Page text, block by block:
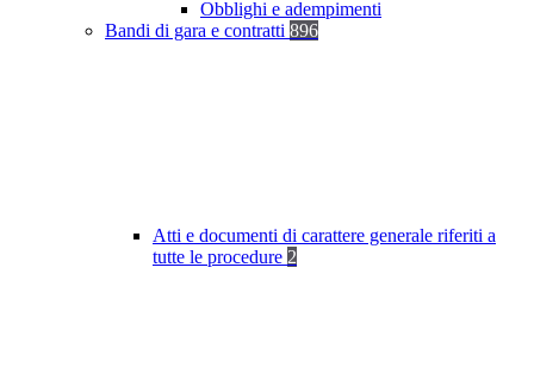
Obblighi e adempimenti
Bandi di gara e contratti 896
Atti e documenti di carattere generale riferiti a
tutte le procedure 2